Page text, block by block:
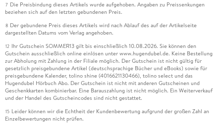
7 Die Preisbindung dieses Artikels wurde aufgehoben. Angaben zu Preissenkungen
beziehen sich auf den letzten gebundenen Preis.
8 Der gebundene Preis dieses Artikels wird nach Ablauf des auf der Artikelseite
dargestellten Datums vom Verlag angehoben.
12 Ihr Gutschein SOMMER13 gilt bis einschließlich 10.08.2026. Sie können den
Gutschein ausschließlich online einlösen unter www.hugendubel.de. Keine Bestellung
zur Abholung mit Zahlung in der Filiale möglich. Der Gutschein ist nicht gültig für
gesetzlich preisgebundene Artikel (deutschsprachige Bücher und eBooks) sowie für
preisgebundene Kalender, tolino shine (4016621130466), tolino select und das
Hugendubel Hörbuch Abo. Der Gutschein ist nicht mit anderen Gutscheinen und
Geschenkkarten kombinierbar. Eine Barauszahlung ist nicht möglich. Ein Weiterverkauf
und der Handel des Gutscheincodes sind nicht gestattet.
15 Leider können wir die Echtheit der Kundenbewertung aufgrund der großen Zahl an
Einzelbewertungen nicht prüfen.